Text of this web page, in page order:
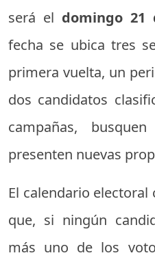
será el domingo 21
fecha se ubica tres
primera vuelta, un
dos candidatos
campañas,
presenten nuevas
El calendario
que, si ningún
más uno de los